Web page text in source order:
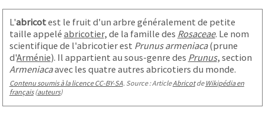
L'abricotest le fruit d'un arbre généralement de petite
taille appelé abricotier, de la famille des Rosaceae. Le nom
scientifique de l'abricotier est Prunus armeniaca(prune
d'Arménie). Il appartient au sous-genre des Prunus, section
Armeniacaavec les quatre autres abricotiers du monde.
Contenu soumis à la licence CC-BY-SA. Source : ArticleAbricotde Wikipédia en
français(auteurs)